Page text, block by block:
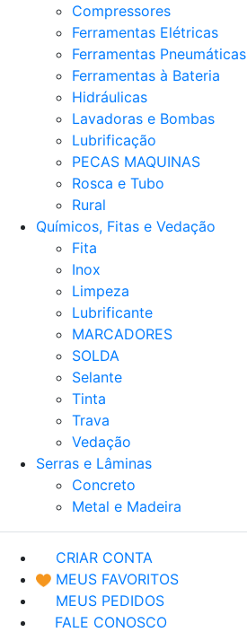
Compressores
Ferramentas Elétricas
Ferramentas Pneumáticas
Ferramentas à Bateria
Hidráulicas
Lavadoras e Bombas
Lubrificação
PECAS MAQUINAS
Rosca e Tubo
Rural
Químicos, Fitas e Vedação
Fita
Inox
Limpeza
Lubrificante
MARCADORES
SOLDA
Selante
Tinta
Trava
Vedação
Serras e Lâminas
Concreto
Metal e Madeira
CRIAR CONTA
MEUS FAVORITOS
MEUS PEDIDOS
FALE CONOSCO